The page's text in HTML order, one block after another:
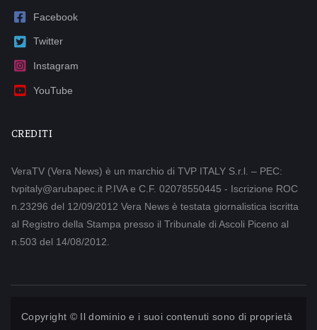
Facebook
Twitter
Instagram
YouTube
CREDITI
VeraTV (Vera News) è un marchio di TVP ITALY S.r.l. – PEC:
tvpitaly@arubapec.it P.IVA e C.F. 02078550445 - Iscrizione ROC
n.23296 del 12/09/2012 Vera News è testata giornalistica iscritta
al Registro della Stampa presso il Tribunale di Ascoli Piceno al
n.503 del 14/08/2012.
Copyright © Il dominio e i suoi contenuti sono di proprietà